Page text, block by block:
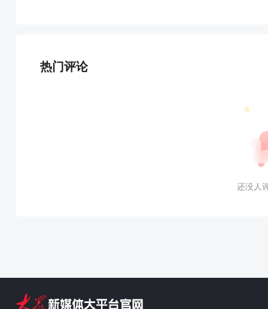
热门评论
还没人